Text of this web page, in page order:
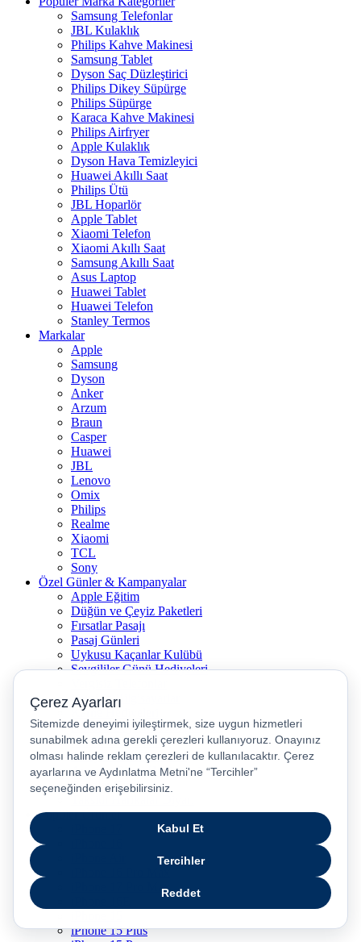
Samsung Telefonlar
JBL Kulaklık
Philips Kahve Makinesi
Samsung Tablet
Dyson Saç Düzleştirici
Philips Dikey Süpürge
Philips Süpürge
Karaca Kahve Makinesi
Philips Airfryer
Apple Kulaklık
Dyson Hava Temizleyici
Huawei Akıllı Saat
Philips Ütü
JBL Hoparlör
Apple Tablet
Xiaomi Telefon
Xiaomi Akıllı Saat
Samsung Akıllı Saat
Asus Laptop
Huawei Tablet
Huawei Telefon
Stanley Termos
Markalar
Apple
Samsung
Dyson
Anker
Arzum
Braun
Casper
Huawei
JBL
Lenovo
Omix
Philips
Realme
Xiaomi
TCL
Sony
Özel Günler & Kampanyalar
Apple Eğitim
Düğün ve Çeyiz Paketleri
Fırsatlar Pasajı
Pasaj Günleri
Uykusu Kaçanlar Kulübü
Sevgililer Günü Hediyeleri
Vergisiz Bilgisayarlar
Karne Hediyeleri
Kurban Bayramı Kampanyası
Resmi Tatil Günleri
Pasaj Ödeme Teklifleri
Anneler Günü Hediyeleri
Babalar Günü
Taksitli Harikalar Diyarı
Popüler Ürünler
iPhone 17 Pro Max
iPhone 15 Plus